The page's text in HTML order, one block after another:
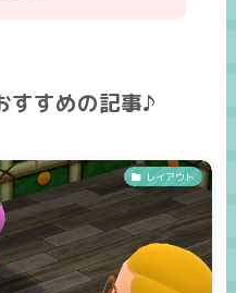
すすめの記事♪
レイアウト